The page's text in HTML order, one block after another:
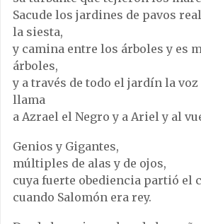
Sacude los jardines de pavos
la siesta,
y camina entre los árboles y es
árboles,
y a través de todo el jardín la
llama
a Azrael el Negro y a Ariel y al
Genios y Gigantes,
múltiples de alas y de ojos,
cuya fuerte obediencia partió el
cuando Salomón era rey.